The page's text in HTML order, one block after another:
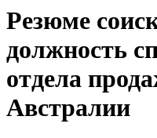
Резюме
должность
отдела
Австралии